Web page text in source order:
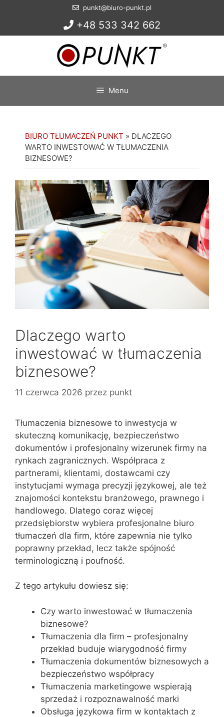
punkt@biuro-punkt.pl
+48 533 342 662
Menu
BIURO TŁUMACZEŃ PUNKT » DLACZEGO
WARTO INWESTOWAĆ W TŁUMACZENIA
BIZNESOWE?
Dlaczego warto
inwestować w tłumaczenia
biznesowe?
11 czerwca 2026 przez punkt
Tłumaczenia biznesowe to inwestycja w
skuteczną komunikację, bezpieczeństwo
dokumentów i profesjonalny wizerunek firmy na
rynkach zagranicznych. Współpraca z
partnerami, klientami, dostawcami czy
instytucjami wymaga precyzji językowej, ale też
znajomości kontekstu branżowego, prawnego i
handlowego. Dlatego coraz więcej
przedsiębiorstw wybiera profesjonalne biuro
tłumaczeń dla firm, które zapewnia nie tylko
poprawny przekład, lecz także spójność
terminologiczną i poufność.
Z tego artykułu dowiesz się:
Czy warto inwestować w tłumaczenia
biznesowe?
Tłumaczenia dla firm – profesjonalny
przekład buduje wiarygodność firmy
Tłumaczenia dokumentów biznesowych a
bezpieczeństwo współpracy
Tłumaczenia marketingowe wspierają
sprzedaż i rozpoznawalność marki
Obsługa językowa firm w kontaktach z